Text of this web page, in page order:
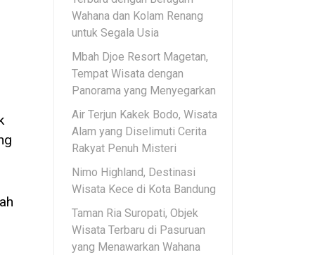
Wahana dan Kolam Renang
untuk Segala Usia
Mbah Djoe Resort Magetan,
Tempat Wisata dengan
Panorama yang Menyegarkan
Air Terjun Kakek Bodo, Wisata
Alam yang Diselimuti Cerita
Rakyat Penuh Misteri
Nimo Highland, Destinasi
Wisata Kece di Kota Bandung
Taman Ria Suropati, Objek
Wisata Terbaru di Pasuruan
yang Menawarkan Wahana